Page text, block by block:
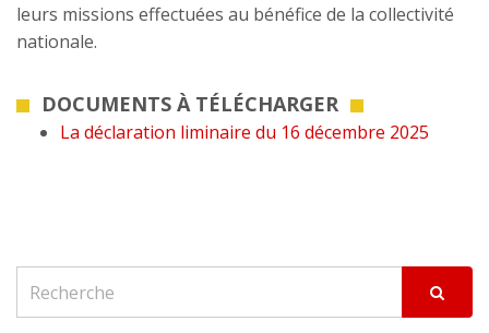
leurs missions effectuées au bénéfice de la collectivité
nationale.
DOCUMENTS À TÉLÉCHARGER
La déclaration liminaire du 16 décembre 2025